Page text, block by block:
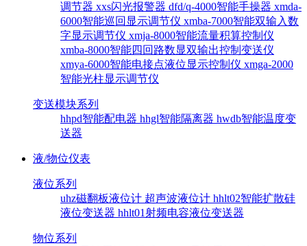
调节器 xxs闪光报警器 dfd/q-4000智能手操器 xmda-
6000智能巡回显示调节仪 xmba-7000智能双输入数
字显示调节仪 xmja-8000智能流量积算控制仪
xmba-8000智能四回路数显双输出控制变送仪
xmya-6000智能电接点液位显示控制仪 xmga-2000
智能光柱显示调节仪
变送模块系列
hhpd智能配电器 hhgl智能隔离器 hwdb智能温度变
送器
液/物位仪表
液位系列
uhz磁翻板液位计 超声波液位计 hhlt02智能扩散硅
液位变送器 hhlt01射频电容液位变送器
物位系列